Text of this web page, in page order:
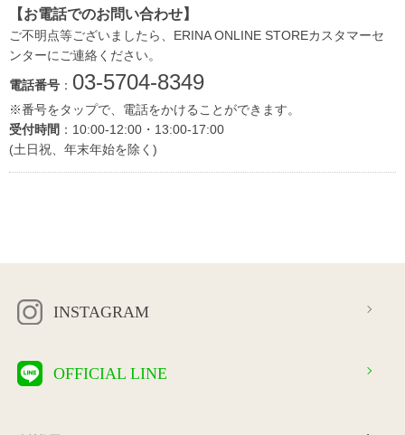
【お電話でのお問い合わせ】
ご不明点等ございましたら、ERINA ONLINE STOREカスタマーセ
ンターにご連絡ください。
電話番号 ： 03-5704-8349
※番号をタップで、電話をかけることができます。
受付時間 ：10:00-12:00・13:00-17:00
(土日祝、年末年始を除く)
INSTAGRAM
OFFICIAL LINE